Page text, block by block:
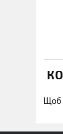
Щоб